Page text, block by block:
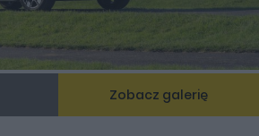
Zobacz galerię